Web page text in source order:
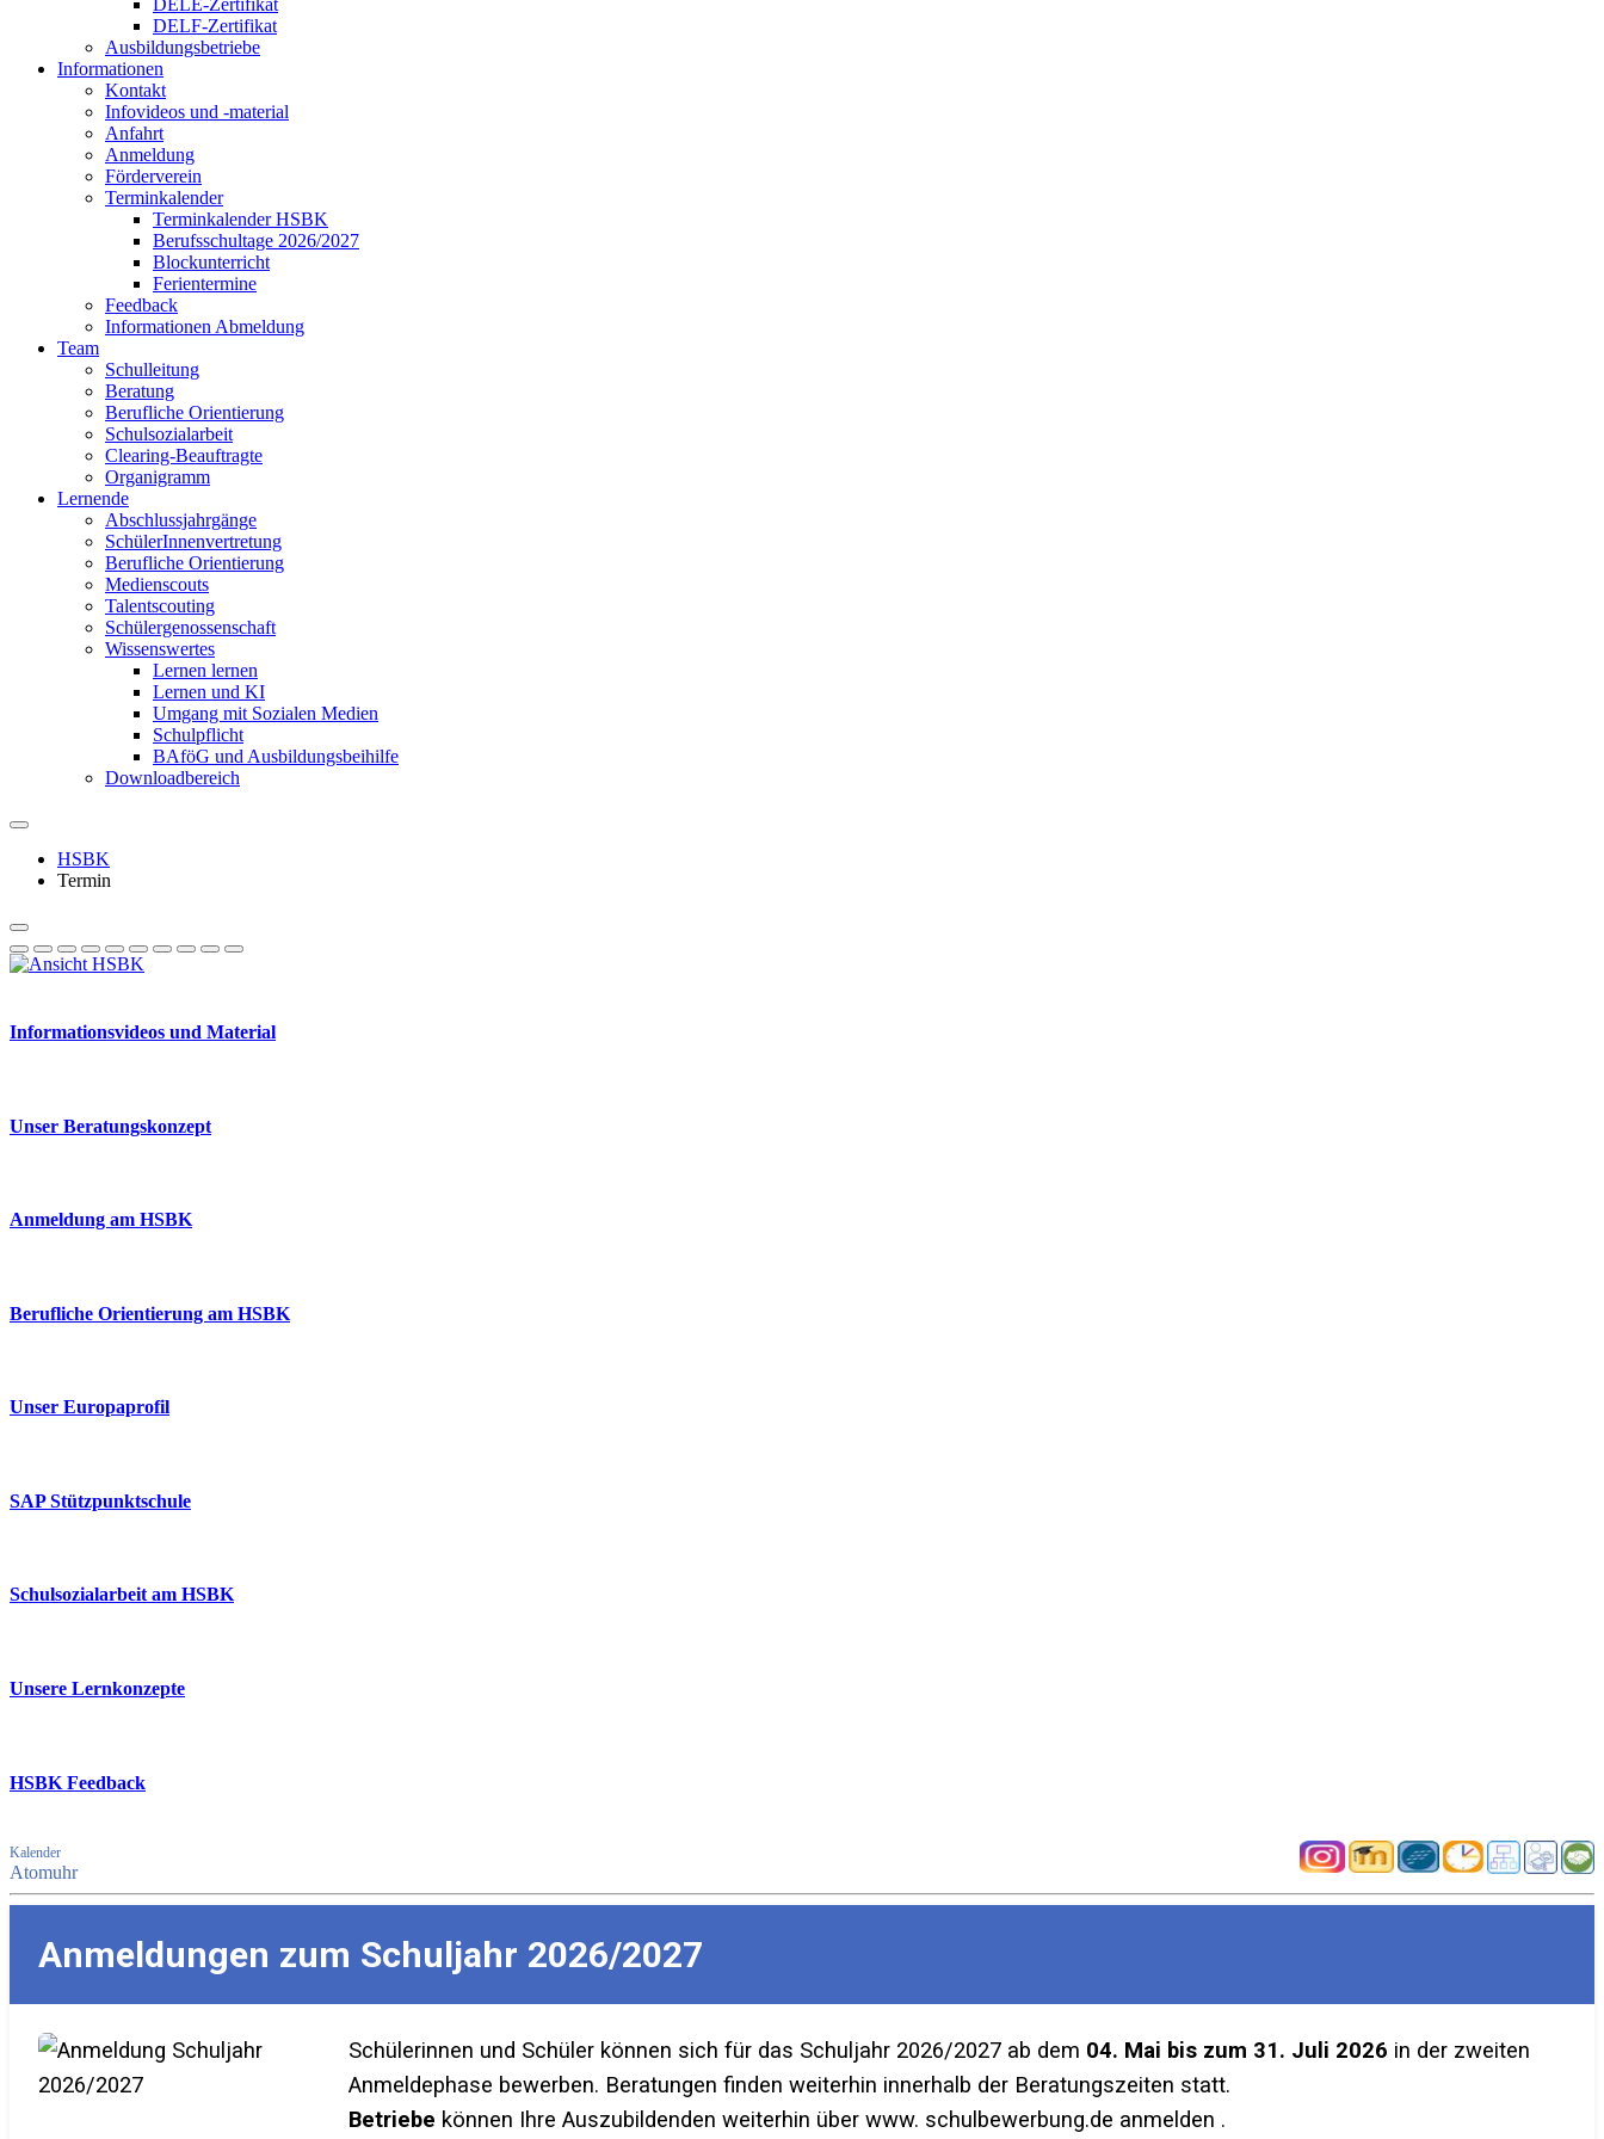
DELE-Zertifikat
DELF-Zertifikat
Ausbildungsbetriebe
Informationen
Kontakt
Infovideos und -material
Anfahrt
Anmeldung
Förderverein
Terminkalender
Terminkalender HSBK
Berufsschultage 2026/2027
Blockunterricht
Ferientermine
Feedback
Informationen Abmeldung
Team
Schulleitung
Beratung
Berufliche Orientierung
Schulsozialarbeit
Clearing-Beauftragte
Organigramm
Lernende
Abschlussjahrgänge
SchülerInnenvertretung
Berufliche Orientierung
Medienscouts
Talentscouting
Schüler­genossen­schaft
Wissenswertes
Lernen lernen
Lernen und KI
Umgang mit Sozialen Medien
Schulpflicht
BAföG und Ausbildungsbeihilfe
Downloadbereich
HSBK
Termin
Informationsvideos und Material
Unser Beratungskonzept
Anmeldung am HSBK
Berufliche Orientierung am HSBK
Unser Europaprofil
SAP Stützpunktschule
Schulsozialarbeit am HSBK
Unsere Lernkonzepte
HSBK Feedback
Kalender
Atomuhr
Anmeldungen zum Schuljahr 2026/2027
Schülerinnen und Schüler können sich für das Schuljahr 2026/2027 ab dem 04. Mai bis zum 31. Juli 2026 in der zweiten
Anmeldephase bewerben. Beratungen finden weiterhin innerhalb der Beratungszeiten statt.
Betriebe können Ihre Auszubildenden weiterhin über www. schulbewerbung.de anmelden .